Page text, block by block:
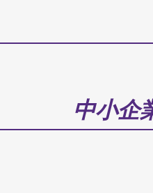
中小企